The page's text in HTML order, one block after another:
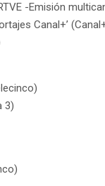
-Emisión
Canal+’
3)